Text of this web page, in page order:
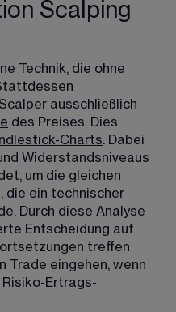
Scalping
Technik, die ohne
ausschließlich
des Preises. Dies
Charts. Dabei
Widerstandsniveaus
um die gleichen
die ein technischer
Durch diese Analyse
Entscheidung auf
treffen
Trade eingehen, wenn
Ertrags-